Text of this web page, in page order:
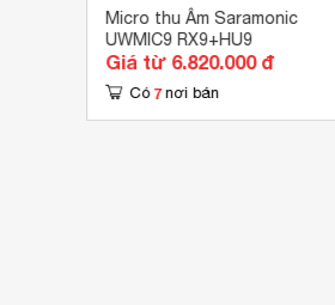
Micro thu Âm Saramonic
UWMIC9 RX9+HU9
Giá từ 6.820.000 đ
Có 7 nơi bán